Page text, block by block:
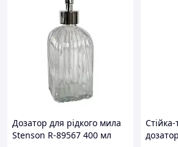
Дозатор для рідкого мила
Stenson R-89567 400 мл